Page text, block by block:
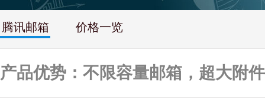
腾讯邮箱 价格一览
产品优势：不限容量邮箱，超大附